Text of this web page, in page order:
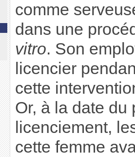
comme
dans une
vitro. Son
licencier
cette
Or, à la date du
licenciement,
cette femme